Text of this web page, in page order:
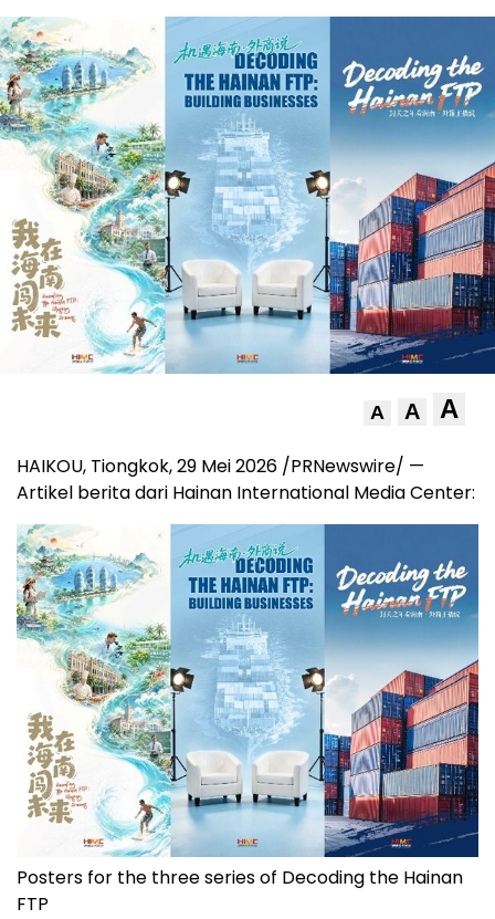
A A A
HAIKOU, Tiongkok, 29 Mei 2026 /PRNewswire/ —
Artikel berita dari Hainan International Media Center:
Posters for the three series of Decoding the Hainan
FTP